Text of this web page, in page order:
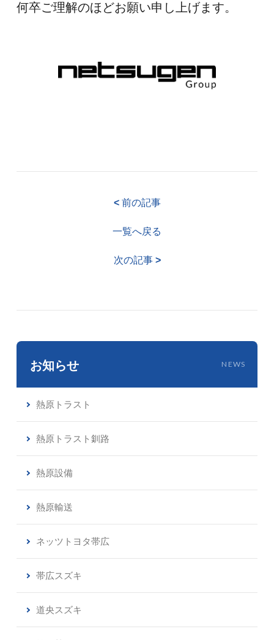
何卒ご理解のほどお願い申し上げます。
< 前の記事
一覧へ戻る
次の記事>
お知らせ NEWS
熱原トラスト
熱原トラスト釧路
熱原設備
熱原輸送
ネッツトヨタ帯広
帯広スズキ
道央スズキ